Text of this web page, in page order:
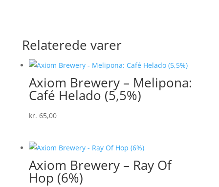
Relaterede varer
Axiom Brewery – Melipona:
Café Helado (5,5%)
kr. 65,00
Axiom Brewery – Ray Of
Hop (6%)